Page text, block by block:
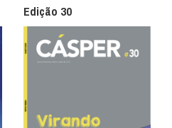
Edição 30